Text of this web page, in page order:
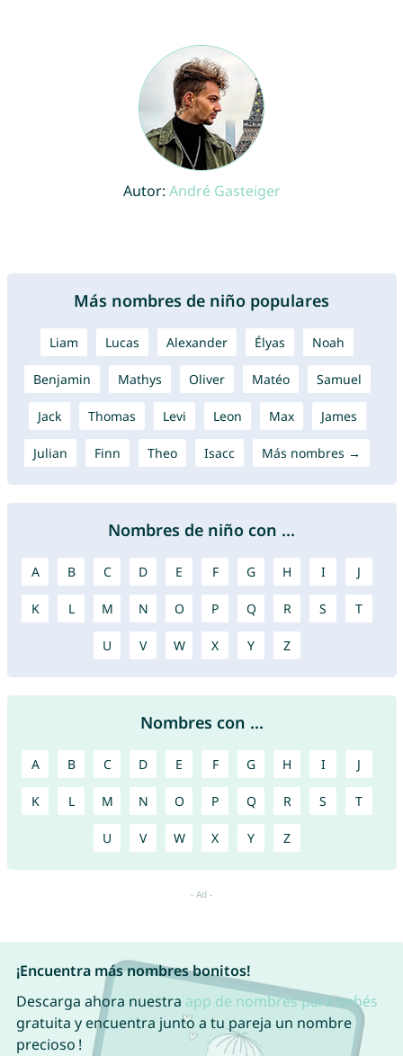
Autor: André Gasteiger
Más nombres de niño populares
Liam Lucas Alexander Élyas Noah
Benjamin Mathys Oliver Matéo Samuel
Jack Thomas Levi Leon Max James
Julian Finn Theo Isacc Más nombres →
Nombres de niño con ...
A B C D E F G H I J
K L M N O P Q R S T
U V W X Y Z
Nombres con ...
A B C D E F G H I J
K L M N O P Q R S T
U V W X Y Z
¡Encuentra más nombres bonitos!
Descarga ahora nuestra app de nombres para bebés
gratuita y encuentra junto a tu pareja un nombre
precioso !